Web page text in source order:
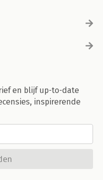
en blijf up-to-date
inspirerende